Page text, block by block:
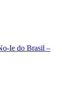
Ie do Brasil –